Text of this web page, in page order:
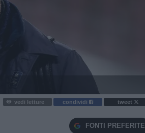
vedi letture condividi tweet
FONTI PREFERITE